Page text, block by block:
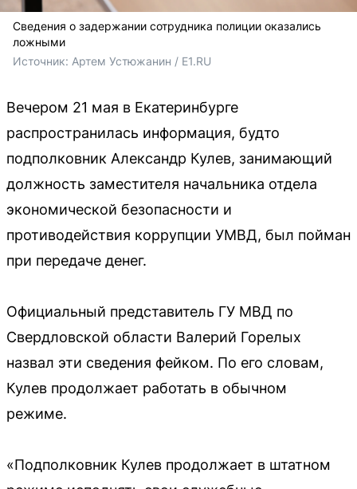
Сведения о задержании сотрудника полиции оказались
ложными
Источник: Артем Устюжанин / E1.RU
Вечером 21 мая в Екатеринбурге
распространилась информация, будто
подполковник Александр Кулев, занимающий
должность заместителя начальника отдела
экономической безопасности и
противодействия коррупции УМВД, был пойман
при передаче денег.
Официальный представитель ГУ МВД по
Свердловской области Валерий Горелых
назвал эти сведения фейком. По его словам,
Кулев продолжает работать в обычном
режиме.
«Подполковник Кулев продолжает в штатном